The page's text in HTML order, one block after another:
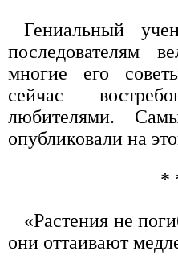
Гениальный
последователям
многие его
сейчас
любителями.
опубликовали на
*
«Растения не
они оттаивают